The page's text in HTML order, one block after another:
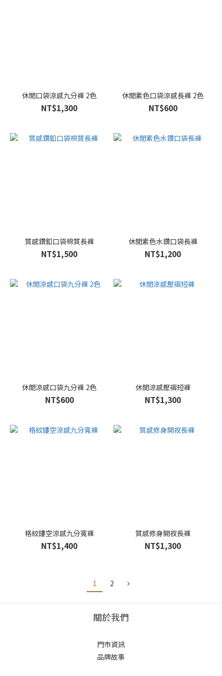
休閒口袋涼感九分褲 2色
NT$1,300
休閒素色口袋涼感長褲 2色
NT$600
質感鑽釦口袋棉質長褲
NT$1,500
休閒素色水鑽口袋長褲
NT$1,200
休閒涼感口袋九分褲 2色
NT$600
休閒涼感壓褶短褲
NT$1,300
格紋鏤空涼感九分寬褲
NT$1,400
質感修身開衩長褲
NT$1,300
1 2
關於我們
門市資訊
品牌故事